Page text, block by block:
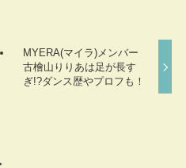
MYERA(マイラ)メンバー
古檜山りりあは足が長す
ぎ!?ダンス歴やプロフも！